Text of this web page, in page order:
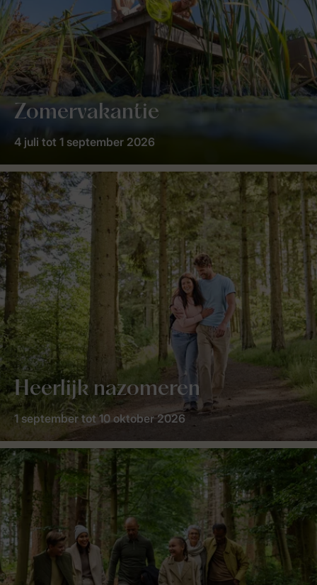
Zomervakantie
4 juli tot 1 september 2026
Heerlijk nazomeren
1 september tot 10 oktober 2026